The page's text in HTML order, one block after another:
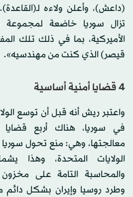
(داعش)، وأعلن ولاءه
تزال سوريا خاضعة لمجموعة
الأميركية، بما في ذلك تلك
قيصر) الذي كنت من مهندسيه».
4 قضايا أمنية أساسية
واعتبر ريش أنه قبل أن توسع
في سوريا، هناك أربع
معالجتها، وهي: منع تحول سوريا
الولايات المتحدة، وهذا
والمحاسبة التامة على مخزون
وطرد روسيا وإيران بشكل دائم